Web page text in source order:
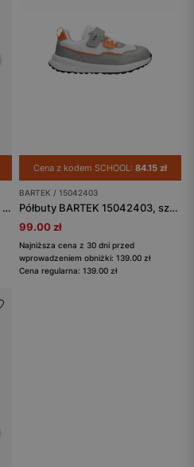
Sandały BARTEK 19058001, dla dziewcząt, czarno-szary
Cena z kodem SCHOOL: 84.15 zł
BARTEK / 15042403
Półbuty BARTEK 15042403, szaro-biały
99.00 zł
Najniższa cena z 30 dni przed
wprowadzeniem obniżki: 139.00 zł
Cena regularna: 139.00 zł